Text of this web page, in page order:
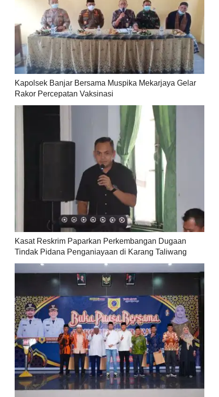
Kapolsek Banjar Bersama Muspika Mekarjaya Gelar
Rakor Percepatan Vaksinasi
Kasat Reskrim Paparkan Perkembangan Dugaan
Tindak Pidana Penganiayaan di Karang Taliwang